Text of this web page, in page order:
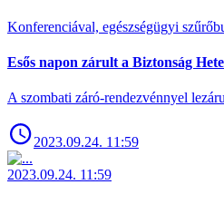
Konferenciával, egészségügyi
Esős napon zárult a Biztonság Hete
A szombati záró-rendezvénnyel
2023.09.24. 11:59
2023.09.24. 11:59